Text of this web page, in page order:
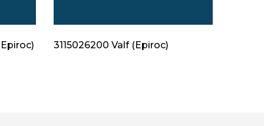
3115026200 Valf (Epiroc)